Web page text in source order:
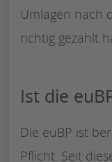
Umlagen nach
richtig gezahlt
Ist die
Die euBP ist
Pflicht. Seit